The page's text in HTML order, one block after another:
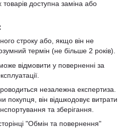
товарів доступна заміна або
строку або, якщо він не
термін (не більше 2 років).
відмовити у поверненні за
незалежна експертиза.
покупця, він відшкодовує витрати
та зберігання.
"Обмін та повернення"